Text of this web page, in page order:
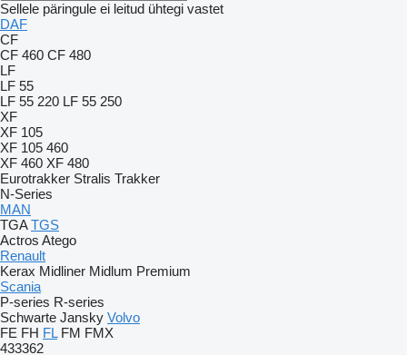
Sellele päringule ei leitud ühtegi vastet
DAF
CF
CF 460 CF 480
LF
LF 55
LF 55 220 LF 55 250
XF
XF 105
XF 105 460
XF 460 XF 480
Eurotrakker Stralis Trakker
N-Series
MAN
TGA TGS
Actros Atego
Renault
Kerax Midliner Midlum Premium
Scania
P-series R-series
Schwarte Jansky Volvo
FE FH FL FM FMX
433362